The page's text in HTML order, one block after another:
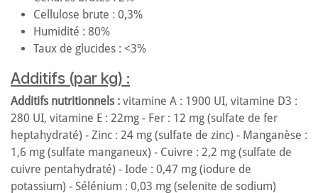
Cellulose brute : 0,3%
Humidité : 80%
Taux de glucides : <3%
Additifs (par kg) :
Additifs nutritionnels : vitamine A : 1900 UI, vitamine D3 :
280 UI, vitamine E : 22mg - Fer : 12 mg (sulfate de fer
heptahydraté) - Zinc : 24 mg (sulfate de zinc) - Manganèse :
1,6 mg (sulfate manganeux) - Cuivre : 2,2 mg (sulfate de
cuivre pentahydraté) - Iode : 0,47 mg (iodure de
potassium) - Sélénium : 0,03 mg (selenite de sodium)